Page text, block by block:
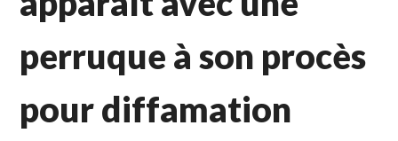
perruque à son procès
pour diffamation